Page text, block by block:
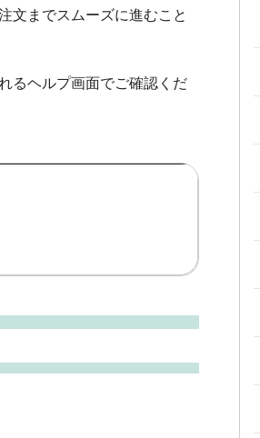
文までスムーズに進むこと
るヘルプ画面でご確認くだ